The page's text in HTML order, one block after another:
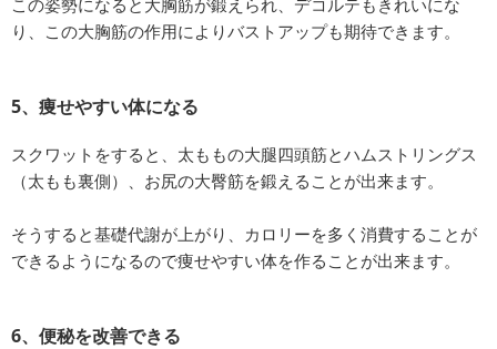
この姿勢になると大胸筋が鍛えられ、デコルテもきれいにな
り、この大胸筋の作用によりバストアップも期待できます。
5、痩せやすい体になる
スクワットをすると、太ももの大腿四頭筋とハムストリングス
（太もも裏側）、お尻の大臀筋を鍛えることが出来ます。
そうすると基礎代謝が上がり、カロリーを多く消費することが
できるようになるので痩せやすい体を作ることが出来ます。
6、便秘を改善できる